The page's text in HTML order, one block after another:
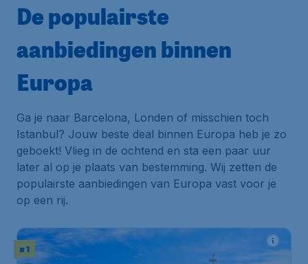
De populairste
aanbiedingen binnen
Europa
Ga je naar Barcelona, Londen of misschien toch
Istanbul? Jouw beste deal binnen Europa heb je zo
geboekt! Vlieg in de ochtend en sta een paar uur
later al op je plaats van bestemming. Wij zetten de
populairste aanbiedingen van Europa vast voor je
op een rij.
# 1